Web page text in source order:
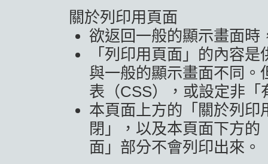
關於列印用頁面
欲返回一般的顯示畫面時
「列印用頁面」的內容
與一般的顯示畫面不同。
表（CSS），或設定非
本頁面上方的「關於列印
閉」，以及本頁面下方
面」部分不會列印出來。